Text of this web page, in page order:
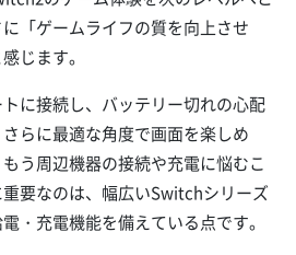
「ゲームライフの質を向上させ
じます。
に接続し、バッテリー切れの心配
らに最適な角度で画面を楽しめ
う周辺機器の接続や充電に悩むこ
要なのは、幅広いSwitchシリーズ
・充電機能を備えている点です。